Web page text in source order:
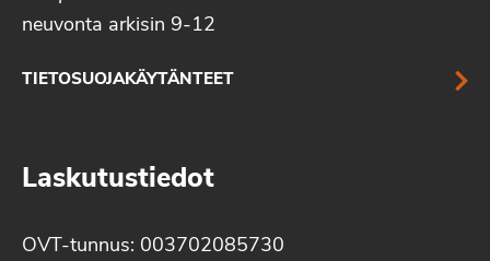
neuvonta arkisin 9-12
TIETOSUOJAKÄYTÄNTEET
Laskutustiedot
OVT-tunnus: 003702085730